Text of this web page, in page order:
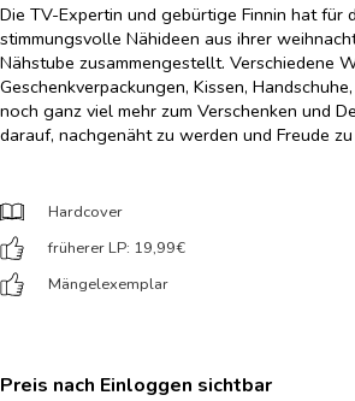
Die TV-Expertin und gebürtige Finnin hat für
stimmungsvolle Nähideen aus ihrer
Nähstube zusammengestellt. Verschiedene
Geschenkverpackungen, Kissen,
noch ganz viel mehr zum Verschenken und
darauf, nachgenäht zu werden und Freude
Hardcover
früherer LP: 19,99€
Mängelexemplar
Preis nach Einloggen sichtbar